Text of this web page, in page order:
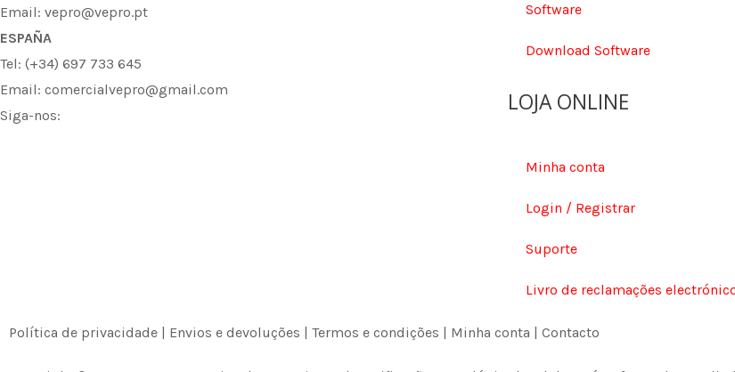
Email: vepro@vepro.pt
ESPAÑA
Tel: (+34) 697 733 645
Email: comercialvepro@gmail.com
Siga-nos:
b a e
Software
Download Software
LOJA ONLINE
Minha conta
Login / Registrar
Suporte
Livro de reclamações
Política de privacidade | Envios e devoluções | Termos e condições | Minha conta | Contacto